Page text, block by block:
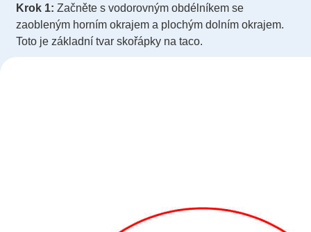
Krok 1:Začněte s vodorovným obdélníkem se
zaobleným horním okrajem a plochým dolním okrajem.
Toto je základní tvar skořápky na taco.